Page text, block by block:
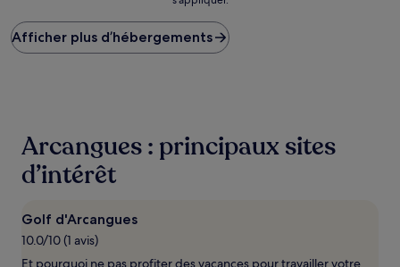
plus
bas
trouvé
heures
sur
base
séjour
nuit
pour
Afficher plus d’hébergements
Arcangues : principaux sites
d’intérêt
Golf d'Arcangues
10.0/10 (1 avis)
Et pourquoi ne pas profiter des vacances pour travailler votre